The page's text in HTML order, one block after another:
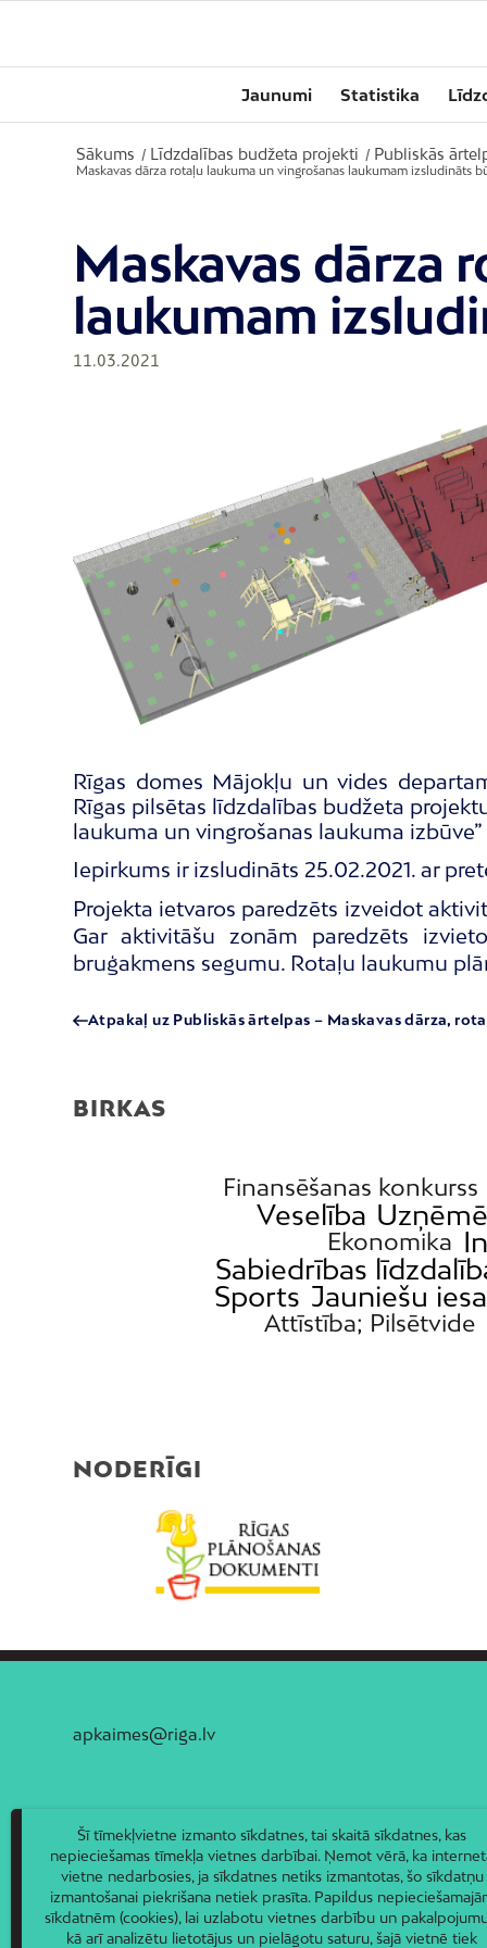
Jaunumi Statistika
Sākums / Līdzdalības budžeta projekti / Publiskās
Maskavas dārza rotaļu laukuma un vingrošanas laukumam izsludināts
Maskavas dārza
laukumam
11.03.2021
Rīgas domes Mājokļu un vides
Rīgas pilsētas līdzdalības budžeta
laukuma un vingrošanas laukuma izbūve”
Iepirkums ir izsludināts 25.02.2021. ar
Projekta ietvaros paredzēts izveidot
Gar aktivitāšu zonām paredzēts
bruģakmens segumu. Rotaļu laukumu
Atpakaļ uz Publiskās ārtelpas – Maskavas dārza,
BIRKAS
Finansēšanas konkurss
Veselība
Ekonomika
Sabiedrības
Sports Jauniešu
Attīstība; Pilsētvide
NODERĪGI
apkaimes@riga.lv
Šī tīmekļvietne izmanto sīkdatnes, tai skaitā sīkdatnes, kas
nepieciešamas tīmekļa vietnes darbībai. Ņemot vērā, ka
vietne nedarbosies, ja sīkdatnes netiks izmantotas, šo sīkdatņu
izmantošanai piekrišana netiek prasīta. Papildus
sīkdatnēm (cookies), lai uzlabotu vietnes darbību un
kā arī analizētu lietotājus un pielāgotu saturu, šajā vietnē tiek